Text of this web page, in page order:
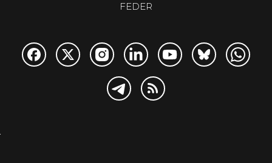
FEDER